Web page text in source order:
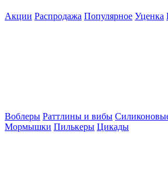
Акции Распродажа Популярное Уценка
Воблеры Раттлины и вибы
Мормышки Пилькеры Цикады